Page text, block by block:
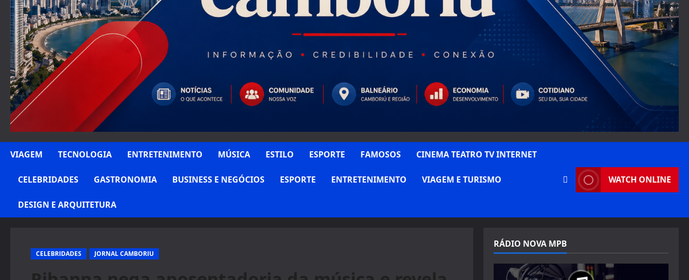
VIAGEM TECNOLOGIA ENTRETENIMENTO MÚSICA ESTILO ESPORTE FAMOSOS CINEMA TEATRO TV INTERNET
CELEBRIDADES GASTRONOMIA BUSINESS E NEGÓCIOS ESPORTE ENTRETENIMENTO VIAGEM E TURISMO
DESIGN E ARQUITETURA
WATCH ONLINE
CELEBRIDADES JORNAL CAMBORIU
RÁDIO NOVA MPB